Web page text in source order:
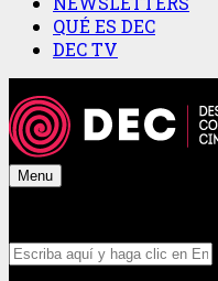
QUÉ ES DEC
DEC TV
Menu